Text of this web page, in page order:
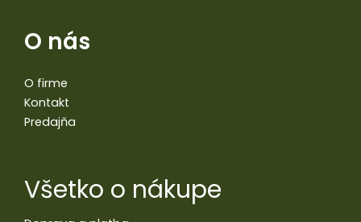
O nás
O firme
Kontakt
Predajňa
Všetko o nákupe